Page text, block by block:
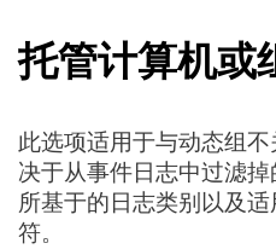
托管计算机或
此选项适用于与动态组
决于从事件日志中过滤
所基于的日志类别以及
符。